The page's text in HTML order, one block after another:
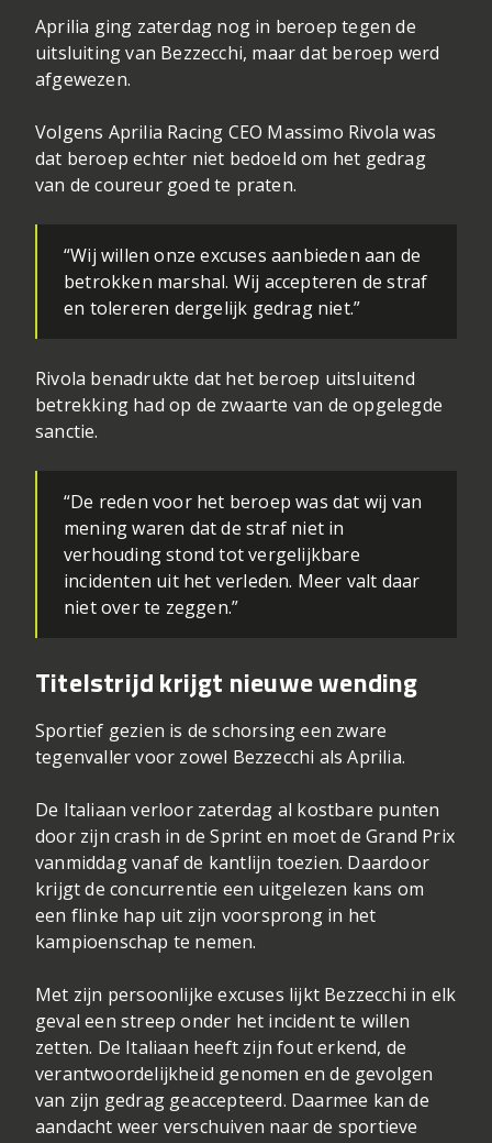
Aprilia ging zaterdag nog in beroep tegen de
uitsluiting van Bezzecchi, maar dat beroep werd
afgewezen.
Volgens Aprilia Racing CEO Massimo Rivola was
dat beroep echter niet bedoeld om het gedrag
van de coureur goed te praten.
“Wij willen onze excuses aanbieden aan de
betrokken marshal. Wij accepteren de straf
en tolereren dergelijk gedrag niet.”
Rivola benadrukte dat het beroep uitsluitend
betrekking had op de zwaarte van de opgelegde
sanctie.
“De reden voor het beroep was dat wij van
mening waren dat de straf niet in
verhouding stond tot vergelijkbare
incidenten uit het verleden. Meer valt daar
niet over te zeggen.”
Titelstrijd krijgt nieuwe wending
Sportief gezien is de schorsing een zware
tegenvaller voor zowel Bezzecchi als Aprilia.
De Italiaan verloor zaterdag al kostbare punten
door zijn crash in de Sprint en moet de Grand Prix
vanmiddag vanaf de kantlijn toezien. Daardoor
krijgt de concurrentie een uitgelezen kans om
een flinke hap uit zijn voorsprong in het
kampioenschap te nemen.
Met zijn persoonlijke excuses lijkt Bezzecchi in elk
geval een streep onder het incident te willen
zetten. De Italiaan heeft zijn fout erkend, de
verantwoordelijkheid genomen en de gevolgen
van zijn gedrag geaccepteerd. Daarmee kan de
aandacht weer verschuiven naar de sportieve